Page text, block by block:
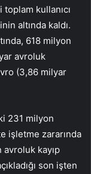
kullanıcı
altında kaldı.
618 milyon
avroluk
(3,86 milyar
231 milyon
işletme zararında
kayıp
son işten